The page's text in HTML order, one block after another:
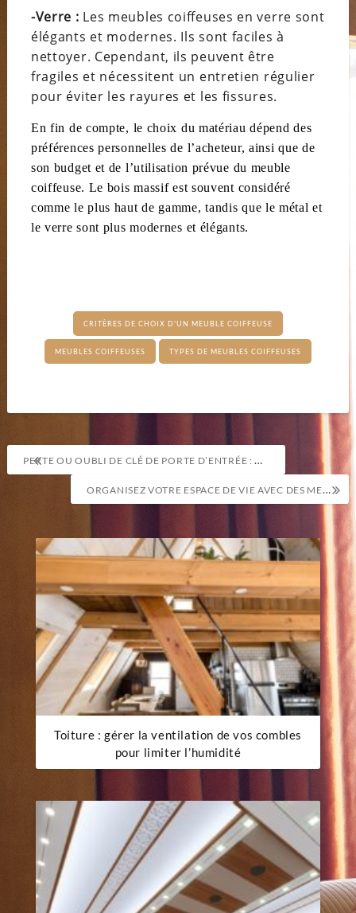
-Verre : Les meubles coiffeuses en verre sont
élégants et modernes. Ils sont faciles à
nettoyer. Cependant, ils peuvent être
fragiles et nécessitent un entretien régulier
pour éviter les rayures et les fissures.
En fin de compte, le choix du matériau dépend des
préférences personnelles de l’acheteur, ainsi que de
son budget et de l’utilisation prévue du meuble
coiffeuse. Le bois massif est souvent considéré
comme le plus haut de gamme, tandis que le métal et
le verre sont plus modernes et élégants.
CRITÈRES DE CHOIX D'UN MEUBLE COIFFEUSE
MEUBLES COIFFEUSES TYPES DE MEUBLES COIFFEUSES
Navigation
de
l’article
PERTE OU OUBLI DE CLÉ DE PORTE D’ENTRÉE : QUE FAIRE ?
ORGANISEZ VOTRE ESPACE DE VIE AVEC DES MEUBLES DE RANGEMENT SUR MESURE
Toiture : gérer la ventilation de vos combles
pour limiter l’humidité